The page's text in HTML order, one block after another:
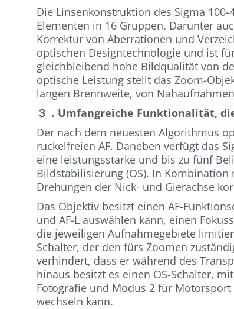
Die Linsenkonstruktion des Sigma
Elementen in 16 Gruppen. Darunter
Korrektur von Aberrationen und
optischen Designtechnologie und ist
gleichbleibend hohe Bildqualität von
optische Leistung stellt das Zoom-
langen Brennweite, von
３．Umfangreiche Funktionalität,
Der nach dem neuesten Algorithmus
ruckelfreien AF. Daneben verfügt das
eine leistungsstarke und bis zu fünf
Bildstabilisierung (OS). In
Drehungen der Nick- und Gierachse
Das Objektiv besitzt einen AF-
und AF-L auswählen kann, einen
die jeweiligen Aufnahmegebiete
Schalter, der den fürs Zoomen
verhindert, dass er während des
hinaus besitzt es einen OS-Schalter,
Fotografie und Modus 2 für
wechseln kann.